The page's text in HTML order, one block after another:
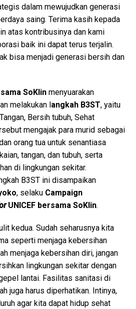
dalam mewujudkan generasi
saing. Terima kasih kepada
atas kontribusinya dan kami
baik ini dapat terus terjalin.
bisa menjadi generasi bersih dan
SoKlin menyuarakan
melakukan l angkah B3ST, yaitu
Bersih tubuh, Sehat
mengajak para murid sebagai
orang tua untuk senantiasa
tangan, dan tubuh, serta
di lingkungan sekitar.
B3ST ini disampaikan
, selaku Campaign
UNICEF bersama SoKlin.
kedua. Sudah seharusnya kita
seperti menjaga kebersihan
menjaga kebersihan diri, jangan
lingkungan sekitar dengan
lantai. Fasilitas sanitasi di
juga harus diperhatikan. Intinya,
agar kita dapat hidup sehat